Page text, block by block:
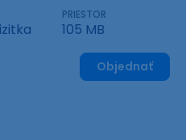
PRIESTOR
105 MB
Objednať